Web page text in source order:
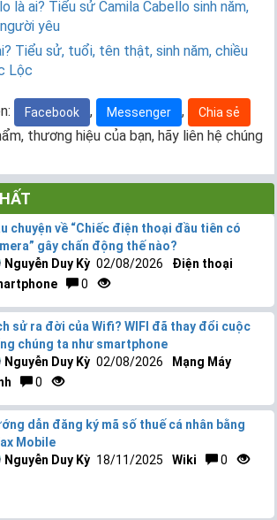
là ai? Tiểu sử Camila Cabello sinh năm,
yêu
Tiểu sử, tuổi, tên thật, sinh năm, chiều
Lộc
Facebook , Messenger , Chia sẻ
thương hiệu của bạn, hãy liên hệ chúng
chuyện về “Chiếc điện thoại đầu tiên có
gây chấn động thế nào?
Nguyễn Duy Kỳ 02/08/2026
Điện thoại
0
sử ra đời của Wifi? WIFI đã thay đổi cuộc
chúng ta như smartphone
Nguyễn Duy Kỳ 02/08/2026
Mạng Máy
0
dẫn đăng ký mã số thuế cá nhân bằng
Mobile
Nguyễn Duy Kỳ 18/11/2025 Wiki 0